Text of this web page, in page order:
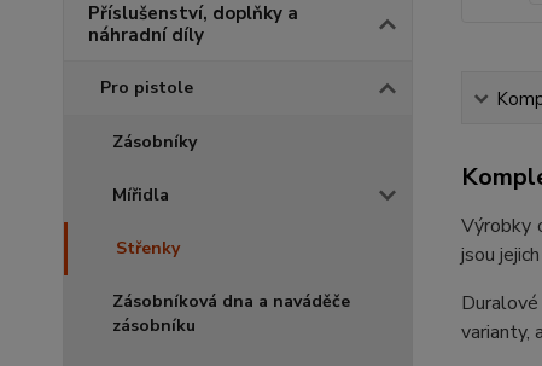
Příslušenství, doplňky a
náhradní díly
Pro pistole
Zásobníky
Mířidla
Střenky
Zásobníková dna a naváděče
zásobníku
Výrobky
jsou
varianty,